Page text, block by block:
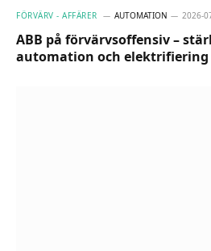
FÖRVÄRV - AFFÄRER AUTOMATION 2026-
ABB på förvärvsoffensiv –
automation och elektrifiering